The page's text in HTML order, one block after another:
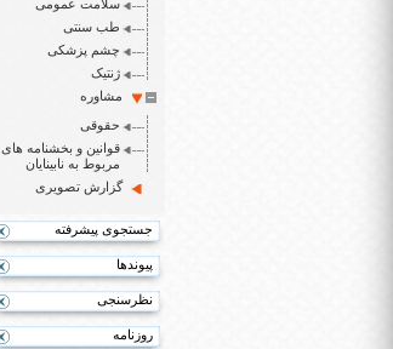
سلامت عمومی
طب سنتی
چشم پزشکی
ژنتیک
مشاوره
حقوقی
قوانین و بخشنامه های
مربوط به نابینایان
گزارش تصویری
جستجوی پیشرفته
پیوندها
نظرسنجی
روزنامه